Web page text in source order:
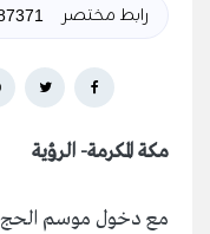
رابط مختصر
مكة المكرمة- الرؤية
مع دخول موسم